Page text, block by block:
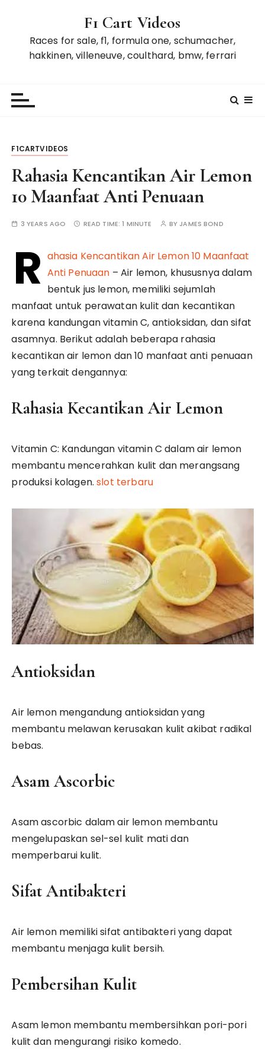
F1 Cart Videos
Races for sale, f1, formula one, schumacher,
hakkinen, villeneuve, coulthard, bmw, ferrari
F1CARTVIDEOS
Rahasia Kencantikan Air Lemon
10 Maanfaat Anti Penuaan
3 YEARS AGO READ TIME:1 MINUTE BY JAMES BOND
R ahasia Kencantikan Air Lemon 10 Maanfaat
Anti Penuaan – Air lemon, khususnya dalam
bentuk jus lemon, memiliki sejumlah
manfaat untuk perawatan kulit dan kecantikan
karena kandungan vitamin C, antioksidan, dan sifat
asamnya. Berikut adalah beberapa rahasia
kecantikan air lemon dan 10 manfaat anti penuaan
yang terkait dengannya:
Rahasia Kecantikan Air Lemon
Vitamin C: Kandungan vitamin C dalam air lemon
membantu mencerahkan kulit dan merangsang
produksi kolagen.slot terbaru
Antioksidan
Air lemon mengandung antioksidan yang
membantu melawan kerusakan kulit akibat radikal
bebas.
Asam Ascorbic
Asam ascorbic dalam air lemon membantu
mengelupaskan sel-sel kulit mati dan
memperbarui kulit.
Sifat Antibakteri
Air lemon memiliki sifat antibakteri yang dapat
membantu menjaga kulit bersih.
Pembersihan Kulit
Asam lemon membantu membersihkan pori-pori
kulit dan mengurangi risiko komedo.